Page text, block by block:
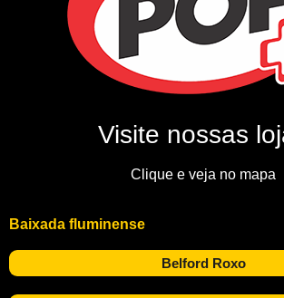
Visite nossas
Clique e veja no mapa
Baixada fluminense
Belford Roxo